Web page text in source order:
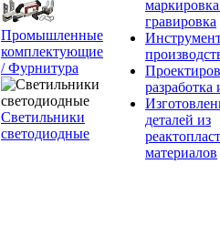
Промышленные
комплектующие
/ Фурнитура
Светильники
светодиодные
гравировка
разработка
деталей из
материалов